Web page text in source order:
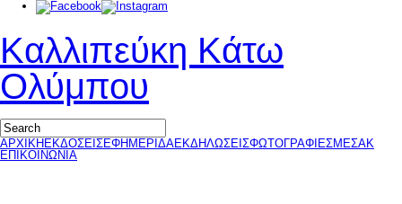
Καλλιπεύκη Κάτω
Ολύμπου
ΑΡΧΙΚΗ ΕΚΔΟΣΕΙΣΕΦΗΜΕΡΙΔΑΕΚΔΗΛΩΣΕΙΣΦΩΤΟΓΡΑΦΙΕΣΜΕΣΑΚ
ΕΠΙΚΟΙΝΩΝΙΑ